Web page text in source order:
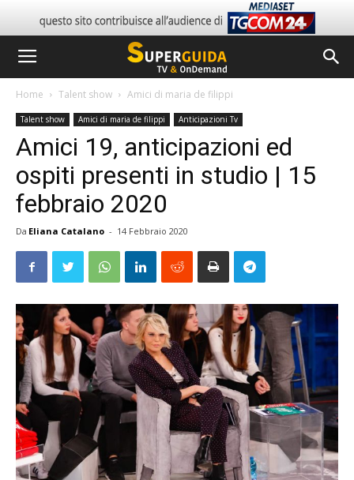
Home Talent show Amici di maria de filippi
Talent show Amici di maria de filippi Anticipazioni Tv
Amici 19, anticipazioni ed
ospiti presenti in studio | 15
febbraio 2020
Da Eliana Catalano - 14 Febbraio 2020